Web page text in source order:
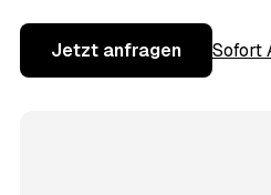
Jetzt anfragen Sofort